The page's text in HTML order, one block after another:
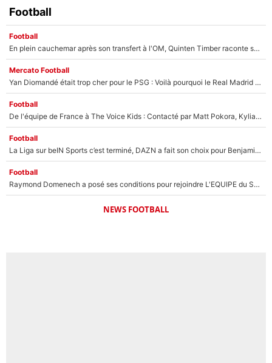
Football
Football
En plein cauchemar après son transfert à l'OM, Quinten Timber raconte ses doutes après sa signature à Marseille
Mercato Football
Yan Diomandé était trop cher pour le PSG : Voilà pourquoi le Real Madrid a accepté de payer la somme record de 140M€ pour boucler son transfert !
Football
De l'équipe de France à The Voice Kids : Contacté par Matt Pokora, Kylian Mbappé a accepté de jouer un rôle inédit sur TF1 !
Football
La Liga sur beIN Sports c’est terminé, DAZN a fait son choix pour Benjamin Da Silva et Omar Da Fonseca !
Football
Raymond Domenech a posé ses conditions pour rejoindre L'EQUIPE du Soir : Il refuse de faire l'émission avec un autre chroniqueur !
NEWS FOOTBALL